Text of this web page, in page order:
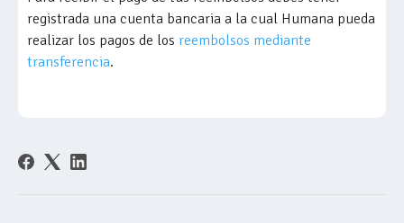
registrada una cuenta bancaria a la cual Humana pueda
realizar los pagos de los reembolsos mediante
transferencia.